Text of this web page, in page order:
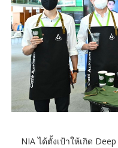
NIA ได้ตั้งเป้าให้เกิด